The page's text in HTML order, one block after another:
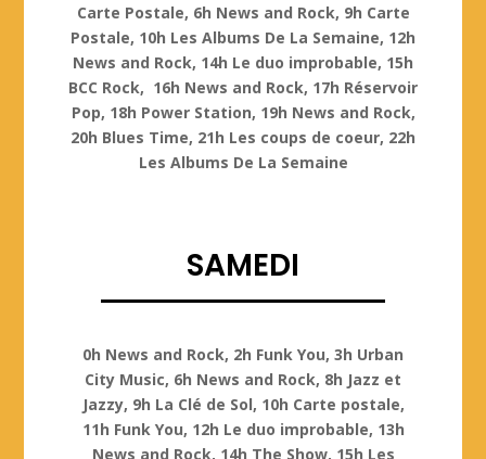
Carte Postale, 6h News and Rock, 9h Carte
Postale, 10h Les Albums De La Semaine, 12h
News and Rock, 14h Le duo improbable, 15h
BCC Rock, 16h News and Rock, 17h Réservoir
Pop, 18h Power Station, 19h News and Rock,
20h Blues Time, 21h Les coups de coeur, 22h
Les Albums De La Semaine
SAMEDI
0h News and Rock, 2h Funk You, 3h Urban
City Music, 6h News and Rock, 8h Jazz et
Jazzy, 9h La Clé de Sol, 10h Carte postale,
11h Funk You, 12h Le duo improbable, 13h
News and Rock, 14h The Show, 15h Les